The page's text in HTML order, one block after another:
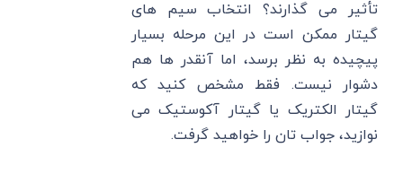
تأثیر می گذارند؟ انتخاب سیم های
گیتار ممکن است در این مرحله بسیار
پیچیده به نظر برسد، اما آنقدر ها هم
دشوار نیست. فقط مشخص کنید که
گیتار الکتریک یا گیتار آکوستیک می
نوازید، جواب تان را خواهید گرفت.